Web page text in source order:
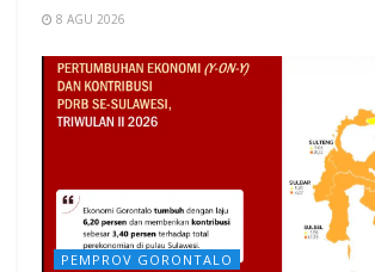
8 AGU 2026
PEMPROV GORONTALO